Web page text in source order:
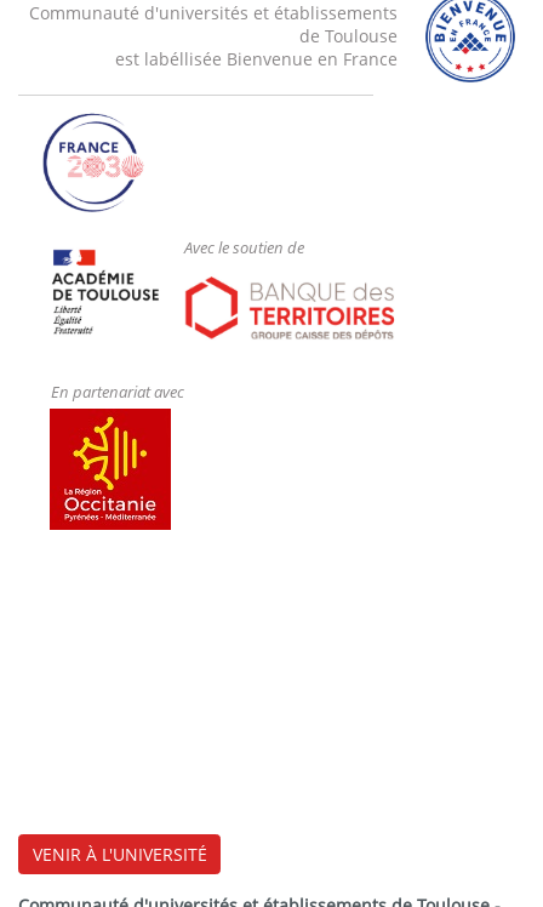
Communauté d'universités et établissements
de Toulouse
est labéllisée Bienvenue en France
Avec le soutien de
En partenariat avec
VENIR À L'UNIVERSITÉ